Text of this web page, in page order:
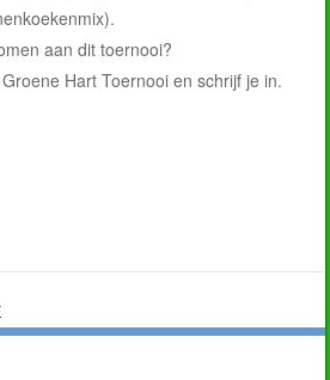
aan dit toernooi?
Hart Toernooi en schrijf je in.